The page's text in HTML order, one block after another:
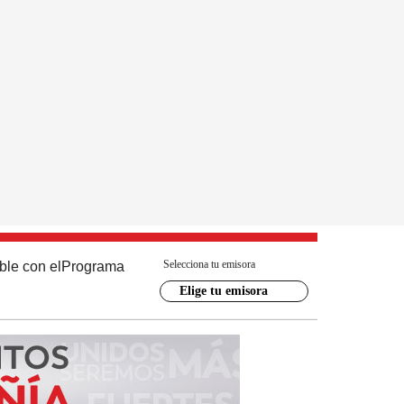
con el Programa Selecciona tu emisora
Elige tu emisora